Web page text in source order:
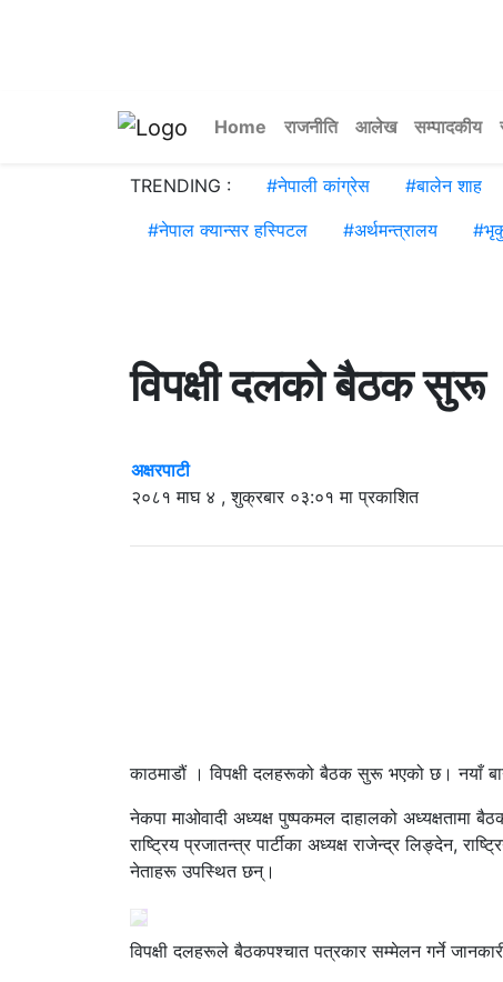
Home राजनीति आलेख सम्पादकीय
TRENDING : #नेपाली कांग्रेस #बालेन शाह
#नेपाल क्यान्सर हस्पिटल #अर्थमन्त्रालय #
विपक्षी दलको बैठक सुरू
अक्षरपाटी
२०८१ माघ ४ , शुक्रबार ०३:०१ मा प्रकाशित
काठमाडौं । विपक्षी दलहरूको बैठक सुरू भएको छ। नयाँ
नेकपा माओवादी अध्यक्ष पुष्पकमल दाहालको अध्यक्षतामा
राष्ट्रिय प्रजातन्त्र पार्टीका अध्यक्ष राजेन्द्र लिङ्देन,
नेताहरू उपस्थित छन्।
विपक्षी दलहरूले बैठकपश्चात पत्रकार सम्मेलन गर्ने